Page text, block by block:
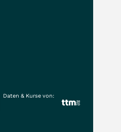
Daten & Kurse von: